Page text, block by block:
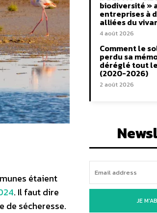
étaient
. Il faut dire
de sécheresse.
biodiversité »
entreprises à
alliées du
4 août 2026
Comment le
perdu sa
déréglé tout
(2020-2026)
2 août 2026
JE